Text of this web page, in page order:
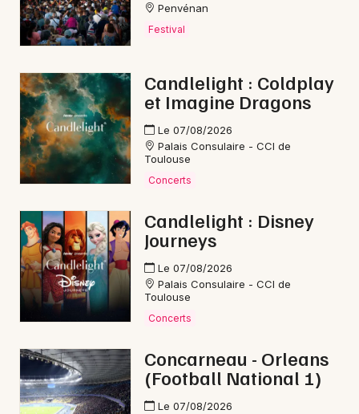
Penvénan
Festival
Candlelight : Coldplay
et Imagine Dragons
Le 07/08/2026
Palais Consulaire - CCI de
Toulouse
Concerts
Candlelight : Disney
Journeys
Le 07/08/2026
Palais Consulaire - CCI de
Toulouse
Concerts
Concarneau - Orleans
(Football National 1)
Le 07/08/2026